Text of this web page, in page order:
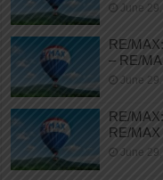
June
RE/
– RE/
June
RE/
RE/
June